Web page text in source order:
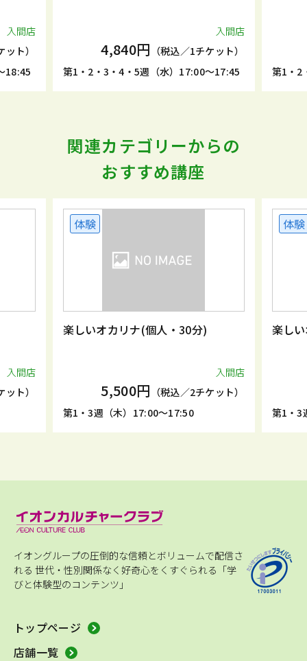
入間店
ト）
18:45
入間店
4,840円 （税込／1チケット）
第1・2・3・4・5週（水）17:00～17:45
第1・2
関連カテゴリーからの
おすすめ講座
入間店
ト）
体験
楽しいオカリナ(個人・30分)
入間店
5,500円 （税込／2チケット）
第1・3週（木）17:00～17:50
体験
楽し
第1・3
イオングループの圧倒的な信頼とボリュームで配信さ
れる 世代・性別関係なく好奇心をくすぐられる「学
びと体験型のコンテンツ」
トップページ
店舗一覧